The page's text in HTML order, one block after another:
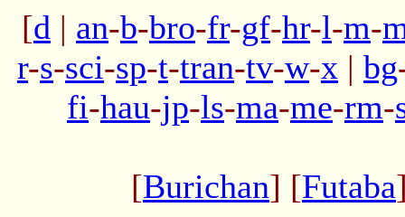
[d | an-b-bro-fr-gf-hr-l-m-
r-s-sci-sp-t-tran-tv-w-x | bg
fi-hau-jp-ls-ma-me-rm-
[Burichan] [Futaba